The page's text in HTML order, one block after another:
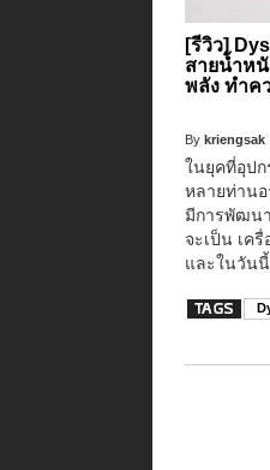
[รีวิว]
สายน้ำหนั
พลัง ทำค
Bykriengsak
ในยุคที่อุป
หลายท่านอ
มีการพัฒน
จะเป็น เค
และในวันนี้